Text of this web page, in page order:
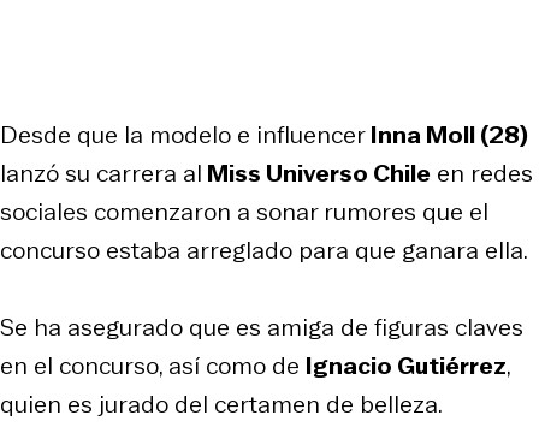
Desde que la modelo e influencerInna Moll (28)
lanzó su carrera al Miss Universo Chile en redes
sociales comenzaron a sonar rumores que el
concurso estaba arreglado para que ganara ella.
Se ha asegurado que es amiga de figuras claves
en el concurso, así como de Ignacio Gutiérrez,
quien es jurado del certamen de belleza.